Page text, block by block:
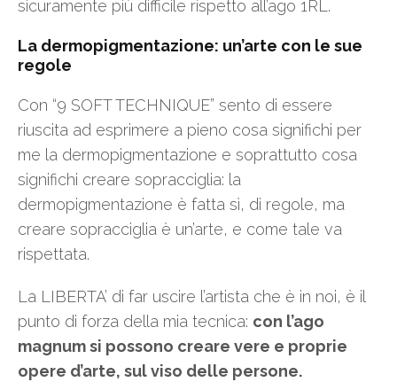
sicuramente più difficile rispetto all’ago 1RL.
La dermopigmentazione: un’arte con le sue
regole
Con “9 SOFT TECHNIQUE” sento di essere
riuscita ad esprimere a pieno cosa significhi per
me la dermopigmentazione e soprattutto cosa
significhi creare sopracciglia: la
dermopigmentazione è fatta sì, di regole, ma
creare sopracciglia è un’arte, e come tale va
rispettata.
La LIBERTA’ di far uscire l’artista che è in noi, è il
punto di forza della mia tecnica: con l’ago
magnum si possono creare vere e proprie
opere d’arte, sul viso delle persone.